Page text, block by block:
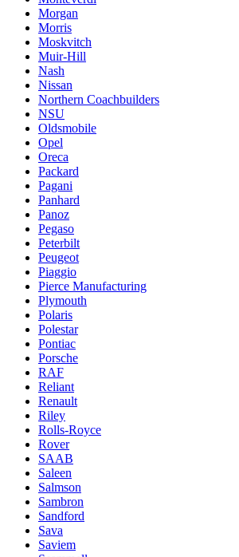
Morgan
Morris
Moskvitch
Muir-Hill
Nash
Nissan
Northern Coachbuilders
NSU
Oldsmobile
Opel
Oreca
Packard
Pagani
Panhard
Panoz
Pegaso
Peterbilt
Peugeot
Piaggio
Pierce Manufacturing
Plymouth
Polaris
Polestar
Pontiac
Porsche
RAF
Reliant
Renault
Riley
Rolls-Royce
Rover
SAAB
Saleen
Salmson
Sambron
Sandford
Sava
Saviem